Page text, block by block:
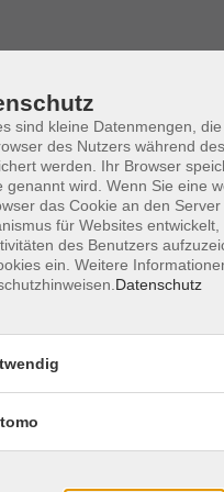
und Chancen
Auditor vhs“
sind kleine Datenmengen,
des Nutzers während
werden. Ihr Browser
genannt wird. Wenn Sie eine
das Cookie an den
für Websites
des Benutzers
ein. Weitere
Datenschutz